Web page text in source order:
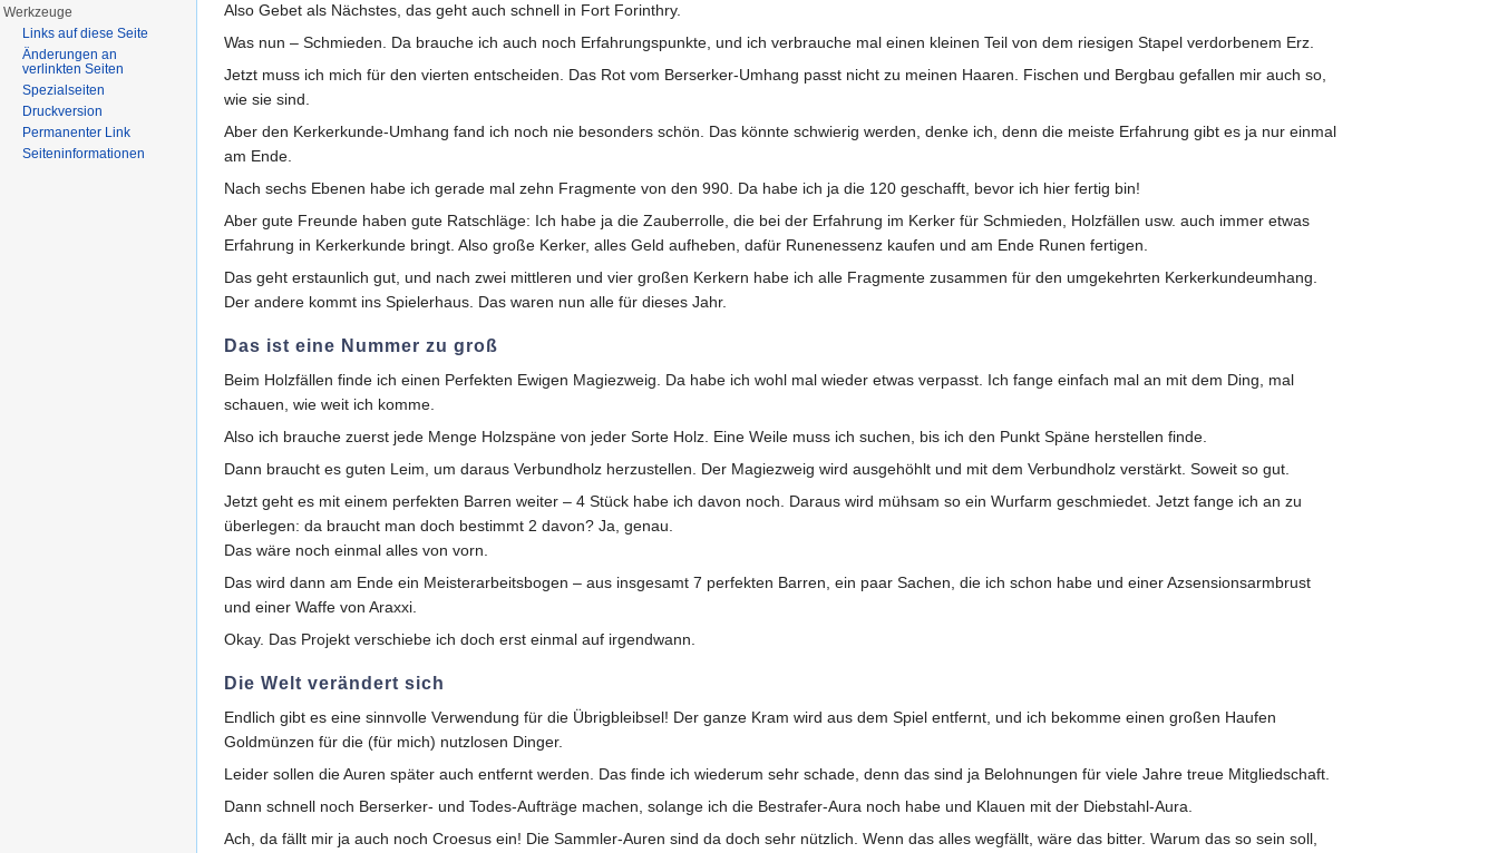
Also Gebet als Nächstes, das geht auch schnell in Fort Forinthry.
Was nun – Schmieden. Da brauche ich auch noch Erfahrungspunkte, und ich verbrauche mal einen kleinen Teil von dem riesigen Stapel verdorbenem Erz.
Jetzt muss ich mich für den vierten entscheiden. Das Rot vom Berserker-Umhang passt nicht zu meinen Haaren. Fischen und Bergbau gefallen mir auch so,
wie sie sind.
Aber den Kerkerkunde-Umhang fand ich noch nie besonders schön. Das könnte schwierig werden, denke ich, denn die meiste Erfahrung gibt es ja nur einmal
am Ende.
Nach sechs Ebenen habe ich gerade mal zehn Fragmente von den 990. Da habe ich ja die 120 geschafft, bevor ich hier fertig bin!
Aber gute Freunde haben gute Ratschläge: Ich habe ja die Zauberrolle, die bei der Erfahrung im Kerker für Schmieden, Holzfällen usw. auch immer etwas
Erfahrung in Kerkerkunde bringt. Also große Kerker, alles Geld aufheben, dafür Runenessenz kaufen und am Ende Runen fertigen.
Das geht erstaunlich gut, und nach zwei mittleren und vier großen Kerkern habe ich alle Fragmente zusammen für den umgekehrten Kerkerkundeumhang.
Der andere kommt ins Spielerhaus. Das waren nun alle für dieses Jahr.
Das ist eine Nummer zu groß
Beim Holzfällen finde ich einen Perfekten Ewigen Magiezweig. Da habe ich wohl mal wieder etwas verpasst. Ich fange einfach mal an mit dem Ding, mal
schauen, wie weit ich komme.
Also ich brauche zuerst jede Menge Holzspäne von jeder Sorte Holz. Eine Weile muss ich suchen, bis ich den Punkt Späne herstellen finde.
Dann braucht es guten Leim, um daraus Verbundholz herzustellen. Der Magiezweig wird ausgehöhlt und mit dem Verbundholz verstärkt. Soweit so gut.
Jetzt geht es mit einem perfekten Barren weiter – 4 Stück habe ich davon noch. Daraus wird mühsam so ein Wurfarm geschmiedet. Jetzt fange ich an zu
überlegen: da braucht man doch bestimmt 2 davon? Ja, genau.
Das wäre noch einmal alles von vorn.
Das wird dann am Ende ein Meisterarbeitsbogen – aus insgesamt 7 perfekten Barren, ein paar Sachen, die ich schon habe und einer Azsensionsarmbrust
und einer Waffe von Araxxi.
Okay. Das Projekt verschiebe ich doch erst einmal auf irgendwann.
Die Welt verändert sich
Endlich gibt es eine sinnvolle Verwendung für die Übrigbleibsel! Der ganze Kram wird aus dem Spiel entfernt, und ich bekomme einen großen Haufen
Goldmünzen für die (für mich) nutzlosen Dinger.
Leider sollen die Auren später auch entfernt werden. Das finde ich wiederum sehr schade, denn das sind ja Belohnungen für viele Jahre treue Mitgliedschaft.
Dann schnell noch Berserker- und Todes-Aufträge machen, solange ich die Bestrafer-Aura noch habe und Klauen mit der Diebstahl-Aura.
Ach, da fällt mir ja auch noch Croesus ein! Die Sammler-Auren sind da doch sehr nützlich. Wenn das alles wegfällt, wäre das bitter. Warum das so sein soll,
Werkzeuge
Links auf diese Seite
Änderungen an
verlinkten Seiten
Spezialseiten
Druckversion
Permanenter Link
Seiteninformationen